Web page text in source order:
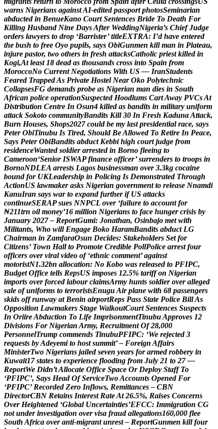
warns Nigerians againstAI-edited passport photosSeminarian
abducted in BenueKano Court Sentences Bride To Death For
Killing Husband Nine DaysAfter WeddingNigeria’s Chief Judge
orders lawyers to drop ‘Barrister’ titleEXTRA: I’d have entered
the bush to free Oyo pupils, says ObiGunmen kill man in Plateau,
injure pastor, two others in fresh attacksCatholic priest killed in
Kogi,At least 18 dead as thousands cross into Spain from
MoroccoNo Current Negotiations With US — IranStudents
Feared TrappedAs Private Hostel Near Oko Polytechnic
CollapsesFG demands probe as Nigerian man dies in South
African police operationSuspected Hoodlums CartAway PVCsAt
Distribution Centre In Osun4 killed as bandits in military uniform
attack Sokoto communityBandits Kill 30 In Fresh KadunaAttack,
Burn Houses, Shops2027 could be my last presidential race, says
Peter ObiTinubu Is Tired, Should BeAllowed To Retire In Peace,
Says Peter ObiBandits abduct Kebbi high court judge from
residenceWanted soldier arrested in Borno fleeing to
Cameroon‘Senior ISWAP finance officer’ surrenders to troops in
BornoNDLEA arrests Lagos businessman over 3.3kg cocaine
bound for UKLeadership in Policing Is Demonstrated Through
ActionUS lawmaker asks Nigerian government to release Nnamdi
KanuIran says war to expand further if US attacks
continueSERAP sues NNPCL over ‘failure to account for
₦211trn oil money’16 million Nigerians to face hunger crisis by
January 2027 – ReportGumi: Jonathan, Osinbajo met with
Militants, Who will Engage Boko HaramBandits abduct LG
Chairman in ZamfaraOsun Decides: Stakeholders Set for
Citizens’ Town Hall to Promote Credible PollPolice arrest four
officers over viral video of ‘ethnic comment’ against
motoristN1.32bn allocation: No Kobo was released to PFIPC,
Budget Office tells RepsUS imposes 12.5% tariff on Nigerian
imports over forced labour claimsArmy hunts soldier over alleged
sale of uniforms to terroristsEnuguAir plane with 68 passengers
skids off runway at Benin airportReps Pass State Police BillAs
Opposition Lawmakers Stage WalkoutCourt Sentences Suspects
In OriireAbduction To Life ImprisonmentTinubuApproves 12
Divisions For Nigerian Army, Recruitment Of 28,000
PersonnelTrump commends TinubuPFIPC: ‘We rejected 3
requests byAdeyemi to host summit’ – Foreign Affairs
MinisterTwo Nigerians jailed seven years for armed robbery in
Kuwait17 states to experience flooding from July 21 to 27 —
ReportWe Didn’tAllocate Office Space Or Deploy Staff To
‘PFIPC’, Says Head Of ServiceTwoAccounts Opened For
‘PFIPC’ Recorded Zero Inflows, Remittances – CBN
DirectorCBN Retains Interest RateAt 26.5%, Raises Concerns
Over Heightened ‘Global Uncertainties’EFCC: Immigration CG
not under investigation over visa fraud allegations160,000 flee
South Africa over anti-migrant unrest – ReportGunmen kill four